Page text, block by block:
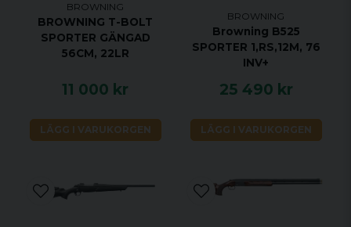
BROWNING
BROWNING T-BOLT
SPORTER GÄNGAD
56CM, 22LR
11 000 kr
LÄGG I VARUKORGEN
BROWNING
Browning B525
SPORTER 1,RS,12M, 76
INV+
25 490 kr
LÄGG I VARUKORGEN